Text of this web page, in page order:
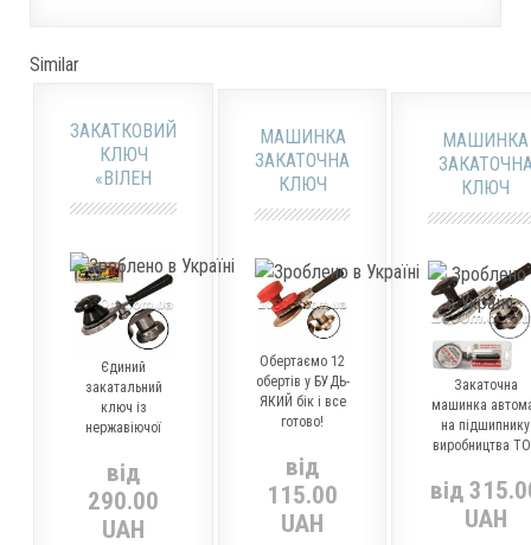
Similar
ЗАКАТКОВИЙ
КЛЮЧ
«ВІЛЕН
ПРЕМІУМ»
Єдиний
закатальний
ключ із
нержавіючої
від
290.00
UAH
МАШИНКА
ЗАКАТОЧНА
КЛЮЧ
АВТОМАТ
РОЛИКУ
КУПИТИ
Обертаємо 12
обертів у БУДЬ-
ЯКИЙ бік і все
готово!
від
115.00
UAH
МАШИНКА
КЛЮЧ
АВТОМАТ
Закаточна
машинка
на підшипнику
виробництва
м.Черкаси
від
UAH